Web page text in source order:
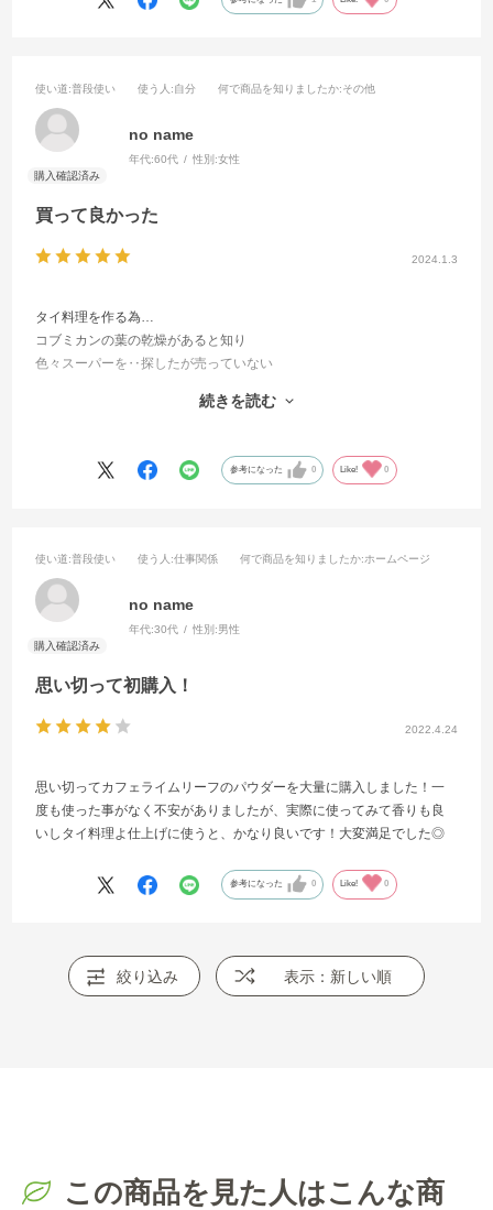
2024.1.3
買って良かった
使い道:普段使い 使う人 :自分 何で商品を知りましたか:その他
no name
年代:60代 性別:女性
タイ料理を作る為…
コブミカンの葉の乾燥があると知り
色々スーパーを‥探したが売っていない
美味しいグリーンカレーが出来ました。
ありがとうございます。
続きを読む
参考になった 0 Like! 0
2022.4.24
思い切って初購入！
使い道:普段使い 使う人 :仕事関係 何で商品を知りましたか:ホームページ
no name
年代:30代 性別:男性
思い切ってカフェライムリーフのパウダーを大量に購入しました！一
度も使った事がなく不安がありましたが、実際に使ってみて香りも良
いしタイ料理よ仕上げに使うと、かなり良いです！大変満足でした◎
参考になった 0 Like! 0
絞り込み 表示：新しい順
この商品を見た人はこんな商